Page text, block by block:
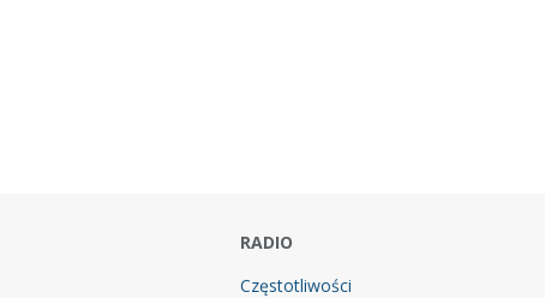
RADIO
Częstotliwości